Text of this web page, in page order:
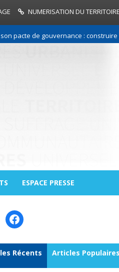
NUMERISATION DU TERRITOIRE
de gouvernance : construire
ESPACE PRESSE
Facebook
Récents Articles Populaires